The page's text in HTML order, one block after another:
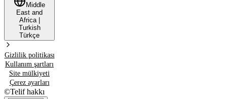
Middle
East and
Africa|
Turkish
Türkçe
Gizlilik politikası
Kullanım şartları
Site mülkiyeti
Çerez ayarları
©Telif hakkı